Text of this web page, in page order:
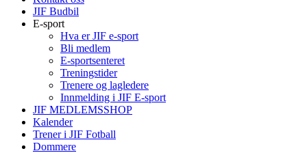
JIF Budbil
E-sport
Hva er JIF e-sport
Bli medlem
E-sportsenteret
Treningstider
Trenere og lagledere
Innmelding i JIF E-sport
JIF MEDLEMSSHOP
Kalender
Trener i JIF Fotball
Dommere